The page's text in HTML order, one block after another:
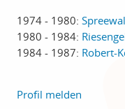
1974 - 1980:
1980 - 1984:
1984 - 1987: Robert-
Profil melden